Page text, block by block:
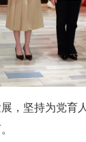
坚持为党育